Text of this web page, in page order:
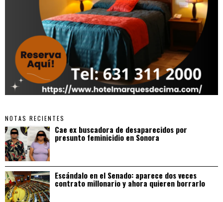
NOTAS RECIENTES
Cae ex buscadora de desaparecidos por
presunto feminicidio en Sonora
Escándalo en el Senado: aparece dos veces
contrato millonario y ahora quieren borrarlo